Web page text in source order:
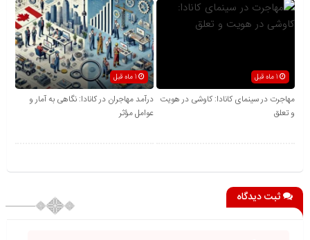
1 ماه قبل
مهاجرت در سینمای کانادا: کاوشی در هویت
و تعلق
درآمد مهاجران در کانادا: نگاهی به آمار و
عوامل مؤثر
ثبت دیدگاه